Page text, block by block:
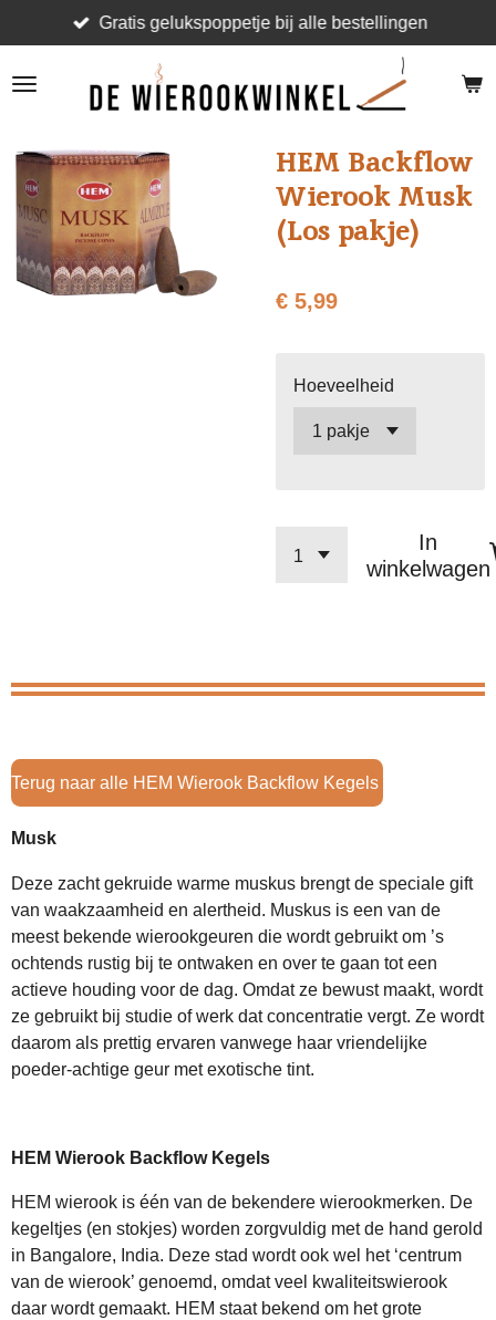
direct
naar
Gratis gelukspoppetje bij alle bestellingen
HEM Backflow
Wierook Musk
(Los pakje)
€ 5,99
Hoeveelheid
In
winkelwagen
Terug naar alle HEM Wierook Backflow Kegels
Musk
Deze zacht gekruide warme muskus brengt de speciale gift
van waakzaamheid en alertheid. Muskus is een van de
meest bekende wierookgeuren die wordt gebruikt om ’s
ochtends rustig bij te ontwaken en over te gaan tot een
actieve houding voor de dag. Omdat ze bewust maakt, wordt
ze gebruikt bij studie of werk dat concentratie vergt. Ze wordt
daarom als prettig ervaren vanwege haar vriendelijke
poeder-achtige geur met exotische tint.
HEM Wierook Backflow Kegels
HEM wierook is één van de bekendere wierookmerken. De
kegeltjes (en stokjes) worden zorgvuldig met de hand gerold
in Bangalore, India. Deze stad wordt ook wel het ‘centrum
van de wierook’ genoemd, omdat veel kwaliteitswierook
daar wordt gemaakt. HEM staat bekend om het grote